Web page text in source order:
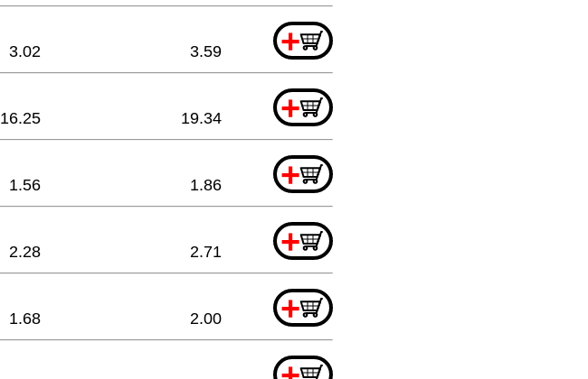
+
3.02 3.59
+
16.25 19.34
+
1.56 1.86
+
2.28 2.71
+
1.68 2.00